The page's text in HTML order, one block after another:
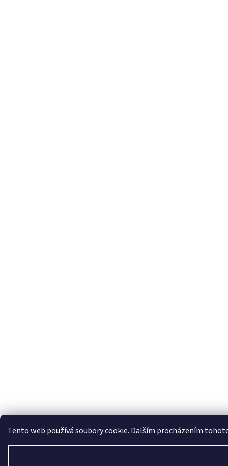
Tento web používá soubory cookie. Dalším procházením